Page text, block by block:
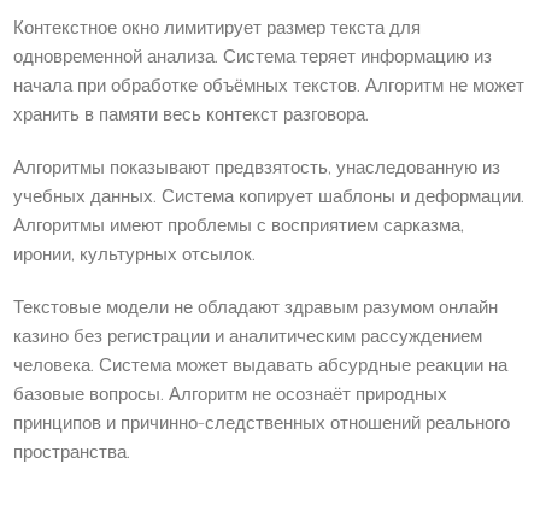
Контекстное окно лимитирует размер текста для
одновременной анализа. Система теряет информацию из
начала при обработке объёмных текстов. Алгоритм не может
хранить в памяти весь контекст разговора.
Алгоритмы показывают предвзятость, унаследованную из
учебных данных. Система копирует шаблоны и деформации.
Алгоритмы имеют проблемы с восприятием сарказма,
иронии, культурных отсылок.
Текстовые модели не обладают здравым разумом онлайн
казино без регистрации и аналитическим рассуждением
человека. Система может выдавать абсурдные реакции на
базовые вопросы. Алгоритм не осознаёт природных
принципов и причинно-следственных отношений реального
пространства.